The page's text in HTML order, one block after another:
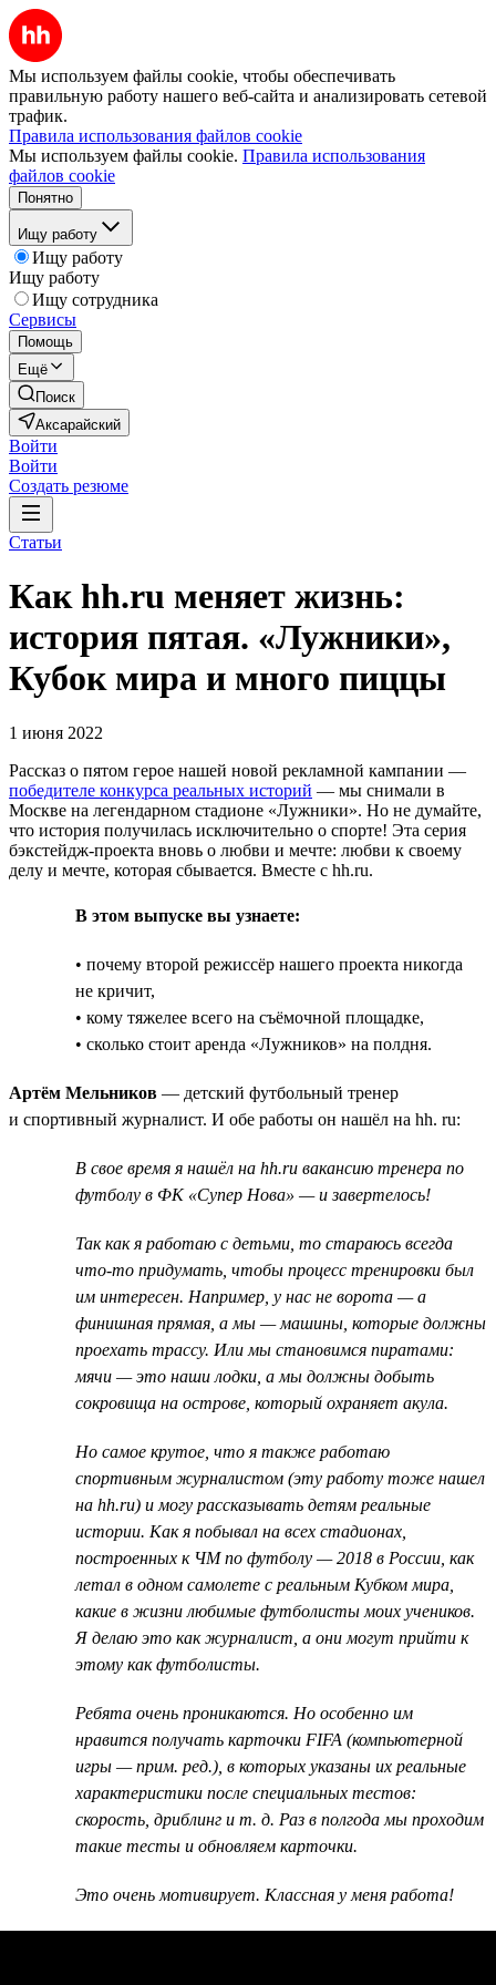
Мы используем файлы cookie, чтобы обеспечивать
правильную работу нашего веб-сайта и анализировать сетевой
трафик.
Правила использования файлов cookie
Мы используем файлы cookie. Правила использования
файлов cookie
Понятно
Ищу работу
Ищу работу
Ищу работу
Ищу сотрудника
Сервисы
Помощь
Ещё
Поиск
Аксарайский
Войти
Войти
Создать резюме
Статьи
Как hh.ru меняет жизнь:
история пятая. «Лужники»,
Кубок мира и много пиццы
1 июня 2022
Рассказ о пятом герое нашей новой рекламной кампании —
победителе конкурса реальных историй — мы снимали в
Москве на легендарном стадионе «Лужники». Но не думайте,
что история получилась исключительно о спорте! Эта серия
бэкстейдж-проекта вновь о любви и мечте: любви к своему
делу и мечте, которая сбывается. Вместе с hh.ru.
В этом выпуске вы узнаете:
• почему второй режиссёр нашего проекта никогда
не кричит,
• кому тяжелее всего на съёмочной площадке,
• сколько стоит аренда «Лужников» на полдня.
Артём Мельников — детский футбольный тренер
и спортивный журналист. И обе работы он нашёл на hh. ru:
В свое время я нашёл на hh.ru вакансию тренера по
футболу в ФК «Супер Нова» — и завертелось!
Так как я работаю с детьми, то стараюсь всегда
что-то придумать, чтобы процесс тренировки был
им интересен. Например, у нас не ворота — а
финишная прямая, а мы — машины, которые должны
проехать трассу. Или мы становимся пиратами:
мячи — это наши лодки, а мы должны добыть
сокровища на острове, который охраняет акула.
Но самое крутое, что я также работаю
спортивным журналистом (эту работу тоже нашел
на hh.ru) и могу рассказывать детям реальные
истории. Как я побывал на всех стадионах,
построенных к ЧМ по футболу — 2018 в России, как
летал в одном самолете с реальным Кубком мира,
какие в жизни любимые футболисты моих учеников.
Я делаю это как журналист, а они могут прийти к
этому как футболисты.
Ребята очень проникаются. Но особенно им
нравится получать карточки FIFA (компьютерной
игры — прим. ред.), в которых указаны их реальные
характеристики после специальных тестов:
скорость, дриблинг и т. д. Раз в полгода мы проходим
такие тесты и обновляем карточки.
Это очень мотивирует. Классная у меня работа!